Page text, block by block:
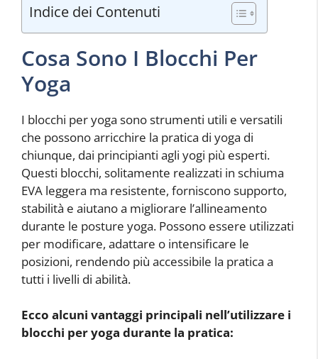
Indice dei Contenuti
Cosa Sono I Blocchi Per
Yoga
I blocchi per yoga sono strumenti utili e versatili
che possono arricchire la pratica di yoga di
chiunque, dai principianti agli yogi più esperti.
Questi blocchi, solitamente realizzati in schiuma
EVA leggera ma resistente, forniscono supporto,
stabilità e aiutano a migliorare l’allineamento
durante le posture yoga. Possono essere utilizzati
per modificare, adattare o intensificare le
posizioni, rendendo più accessibile la pratica a
tutti i livelli di abilità.
Ecco alcuni vantaggi principali nell’utilizzare i
blocchi per yoga durante la pratica: